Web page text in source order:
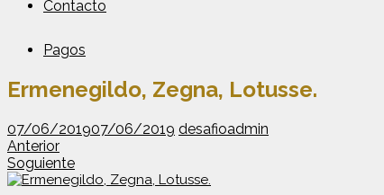
Contacto
Pagos
Ermenegildo, Zegna, Lotusse.
07/06/201907/06/2019 desafioadmin
Anterior
Soguiente